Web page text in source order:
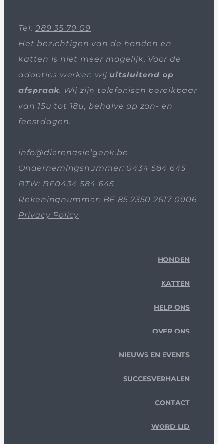
Tel: 089 35 70 09
Het bezichtigen van de honden en
katten is niet meer mogelijk. Voor de
adopties werken wij uitsluitend op
afspraak. Wij zijn telefonisch bereikbaar
van 15u tot 18u, behalve op zon- en
feestdagen.
info@dierenasielgenk.be
Ondernemingsnummer: 0434 584 645
BTW: BE0434 584 645
Rekeningnummer: BE 85 2350 2617 0006
Privacy Policy
HONDEN
KATTEN
HELP ONS
OVER ONS
NIEUWS EN EVENTS
SUCCESVERHALEN
CONTACT
WORD LID